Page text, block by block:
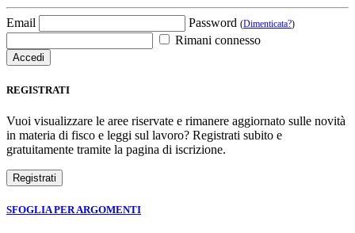
Email Password (Dimenticata?)
Rimani connesso
REGISTRATI
Vuoi visualizzare le aree riservate e rimanere aggiornato sulle novità
in materia di fisco e leggi sul lavoro? Registrati subito e
gratuitamente tramite la pagina di iscrizione.
SFOGLIA PER ARGOMENTI